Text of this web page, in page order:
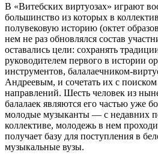
В «Витебских виртуозах» играют
большинство из которых в
полувековую историю (октет
нем не раз обновлялся состав
оставались цели: сохранять
руководителем первого в истории
инструментов, балалаечником-
Андреевым, и сочетать их с
направлений. Шесть человек из
балалаек являются его частью уже
молодые музыканты — с недавних
коллективе, молодежь в нем
получает базу для поступления в
музыкальные вузы.